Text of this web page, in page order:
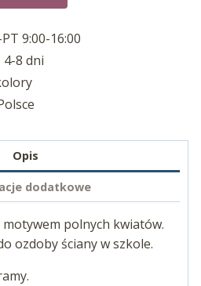
9:00-16:00
4-8 dni
Opis
dodatkowe
polnych kwiatów.
ozdoby ściany w szkole.